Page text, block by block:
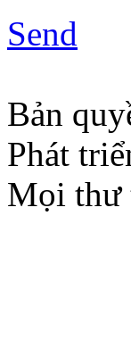
Send
Bản
Phát
Mọi thư